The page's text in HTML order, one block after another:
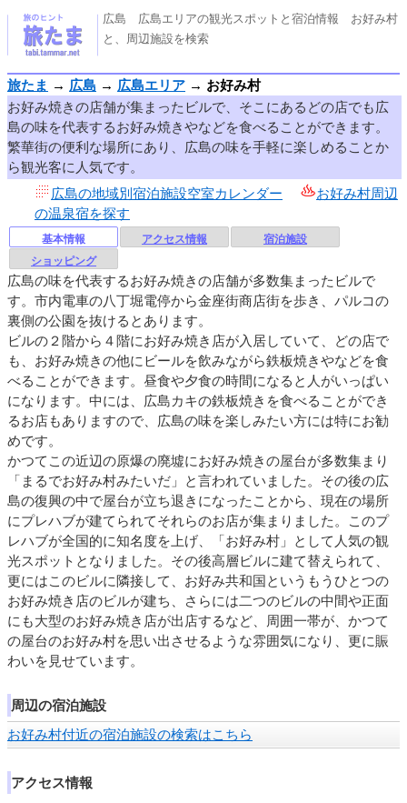
広島 広島エリアの観光スポットと宿泊情報 お好み村
と、周辺施設を検索
旅たま → 広島 → 広島エリア → お好み村
お好み焼きの店舗が集まったビルで、そこにあるどの店でも広
島の味を代表するお好み焼きやなどを食べることができます。
繁華街の便利な場所にあり、広島の味を手軽に楽しめることか
ら観光客に人気です。
広島の地域別宿泊施設空室カレンダー
お好み村周辺
の温泉宿を探す
基本情報 アクセス情報
宿泊施設
ショッピング
広島の味を代表するお好み焼きの店舗が多数集まったビルで
す。市内電車の八丁堀電停から金座街商店街を歩き、パルコの
裏側の公園を抜けるとあります。
ビルの２階から４階にお好み焼き店が入居していて、どの店で
も、お好み焼きの他にビールを飲みながら鉄板焼きやなどを食
べることができます。昼食や夕食の時間になると人がいっぱい
になります。中には、広島カキの鉄板焼きを食べることができ
るお店もありますので、広島の味を楽しみたい方には特にお勧
めです。
かつてこの近辺の原爆の廃墟にお好み焼きの屋台が多数集まり
「まるでお好み村みたいだ」と言われていました。その後の広
島の復興の中で屋台が立ち退きになったことから、現在の場所
にプレハブが建てられてそれらのお店が集まりました。このプ
レハブが全国的に知名度を上げ、「お好み村」として人気の観
光スポットとなりました。その後高層ビルに建て替えられて、
更にはこのビルに隣接して、お好み共和国というもうひとつの
お好み焼き店のビルが建ち、さらには二つのビルの中間や正面
にも大型のお好み焼き店が出店するなど、周囲一帯が、かつて
の屋台のお好み村を思い出させるような雰囲気になり、更に賑
わいを見せています。
周辺の宿泊施設
お好み村付近の宿泊施設の検索はこちら
アクセス情報